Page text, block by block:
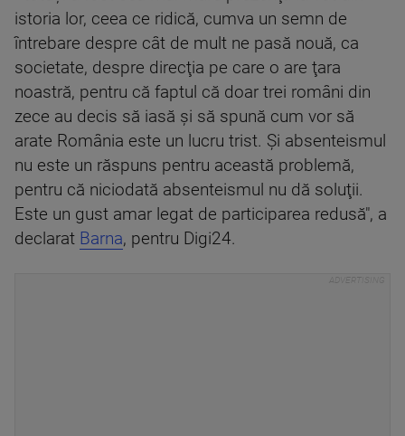
istoria lor, ceea ce ridică, cumva un semn de
întrebare despre cât de mult ne pasă nouă, ca
societate, despre direcţia pe care o are ţara
noastră, pentru că faptul că doar trei români din
zece au decis să iasă şi să spună cum vor să
arate România este un lucru trist. Şi absenteismul
nu este un răspuns pentru această problemă,
pentru că niciodată absenteismul nu dă soluţii.
Este un gust amar legat de participarea redusă", a
declarat Barna, pentru Digi24.